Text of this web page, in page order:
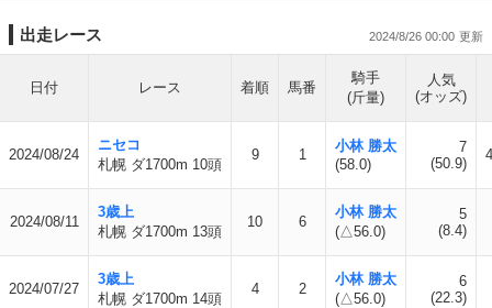
出走レース 2024/8/26 00:00
日付 レース 着順 馬番
騎手
(斤量)
人気
(オッズ)
2024/08/24
ニセコ
札幌 ダ1700m 10頭
9 1
小林 勝太
(58.0)
7
(50.9)
2024/08/11
3歳上
札幌 ダ1700m 13頭
10 6
小林 勝太
(△56.0)
5
(8.4)
2024/07/27
3歳上
札幌 ダ1700m 14頭
4 2
小林 勝太
(△56.0)
6
(22.3)